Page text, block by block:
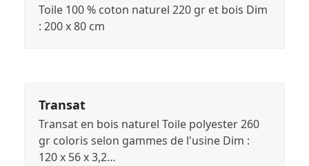
Toile 100 % coton naturel 220 gr et bois Dim
: 200 x 80 cm
Transat
Transat en bois naturel Toile polyester 260
gr coloris selon gammes de l'usine Dim :
120 x 56 x 3,2…